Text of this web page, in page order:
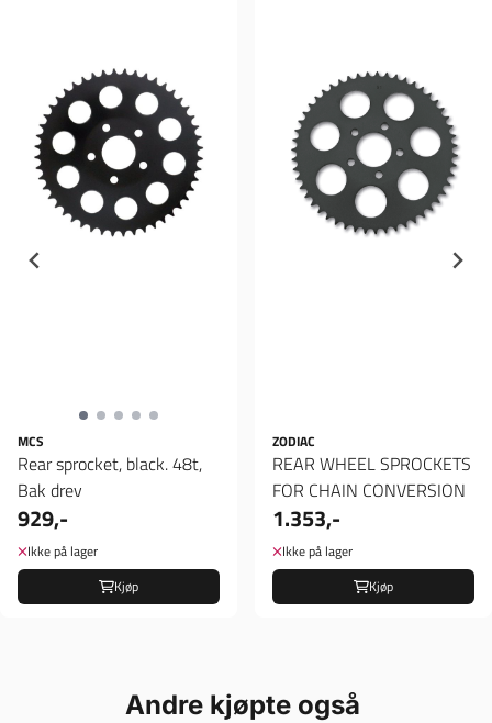
MCS
Rear sprocket, black. 48t,
Bak drev
929,-
Ikke på lager
Kjøp
ZODIAC
REAR WHEEL SPROCKETS
FOR CHAIN CONVERSION
1.353,-
Ikke på lager
Kjøp
Andre kjøpte også